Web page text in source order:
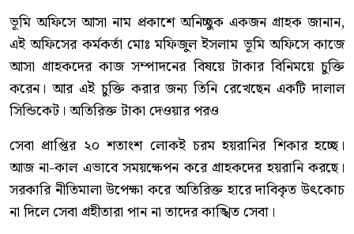
ভূমি অফিসে আসা নাম প্রকাশে অনিচ্ছুক একজন গ্রাহক জানান,
এই অফিসের কর্মকর্তা মোঃ মফিজুল ইসলাম ভূমি অফিসে কাজে
আসা গ্রাহকদের কাজ সম্পাদনের বিষয়ে টাকার বিনিময়ে চুক্তি
করেন। আর এই চুক্তি করার জন্য তিনি রেখেছেন একটি দালাল
সিন্ডিকেট। অতিরিক্ত টাকা দেওয়ার পরও
সেবা প্রাপ্তির ২০ শতাংশ লোকই চরম হয়রানির শিকার হচ্ছে।
আজ না-কাল এভাবে সময়ক্ষেপন করে গ্রাহকদের হয়রানি করছে।
সরকারি নীতিমালা উপেক্ষা করে অতিরিক্ত হারে দাবিকৃত উৎকোচ
না দিলে সেবা গ্রহীতারা পান না তাদের কাঙ্খিত সেবা।